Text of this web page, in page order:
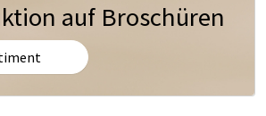
auf Broschüren